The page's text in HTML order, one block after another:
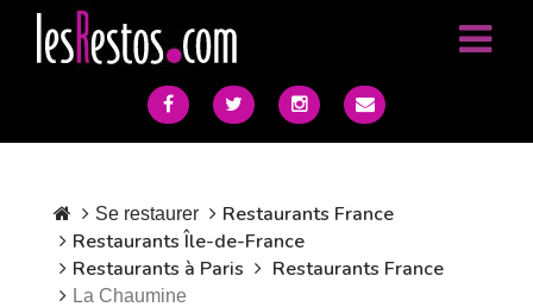
Se restaurer
Restaurants France
Restaurants Île-de-France
Restaurants à Paris
Restaurants France
La Chaumine